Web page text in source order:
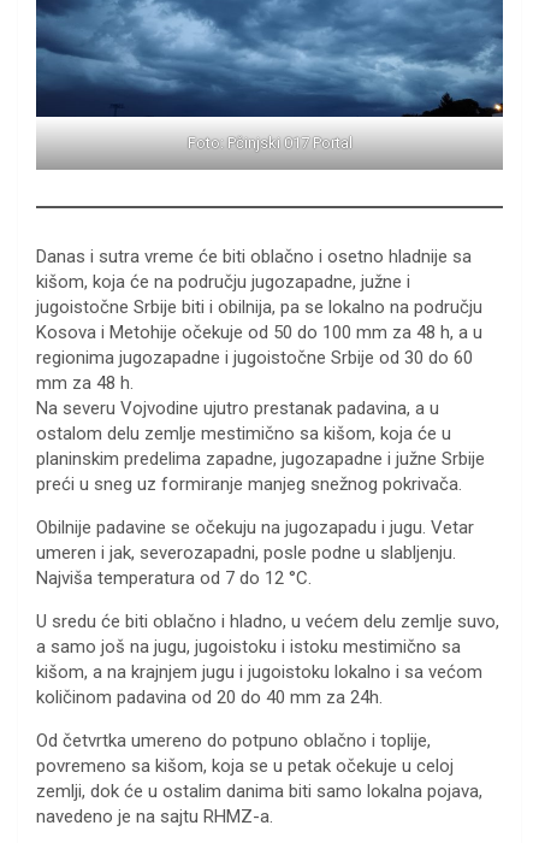
Foto: Pčinjski 017 Portal
Danas i sutra vreme će biti oblačno i osetno hladnije sa
kišom, koja će na području jugozapadne, južne i
jugoistočne Srbije biti i obilnija, pa se lokalno na području
Kosova i Metohije očekuje od 50 do 100 mm za 48 h, a u
regionima jugozapadne i jugoistočne Srbije od 30 do 60
mm za 48 h.
Na severu Vojvodine ujutro prestanak padavina, a u
ostalom delu zemlje mestimično sa kišom, koja će u
planinskim predelima zapadne, jugozapadne i južne Srbije
preći u sneg uz formiranje manjeg snežnog pokrivača.
Obilnije padavine se očekuju na jugozapadu i jugu. Vetar
umeren i jak, severozapadni, posle podne u slabljenju.
Najviša temperatura od 7 do 12 °C.
U sredu će biti oblačno i hladno, u većem delu zemlje suvo,
a samo još na jugu, jugoistoku i istoku mestimično sa
kišom, a na krajnjem jugu i jugoistoku lokalno i sa većom
količinom padavina od 20 do 40 mm za 24h.
Od četvrtka umereno do potpuno oblačno i toplije,
povremeno sa kišom, koja se u petak očekuje u celoj
zemlji, dok će u ostalim danima biti samo lokalna pojava,
navedeno je na sajtu RHMZ-a.